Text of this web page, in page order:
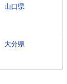
山口県
大分県